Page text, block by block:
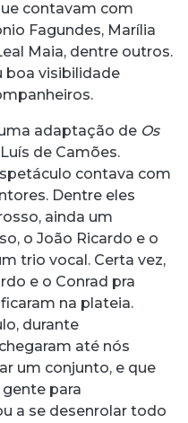
contavam com
Fagundes, Marília
Maia, dentre outros.
boa visibilidade
adaptação de Os
de Camões.
contava com
Dentre eles
ainda um
o João Ricardo e o
trio vocal. Certa vez,
e o Conrad pra
na plateia.
durante
até nós
um conjunto, e que
para
a se desenrolar todo